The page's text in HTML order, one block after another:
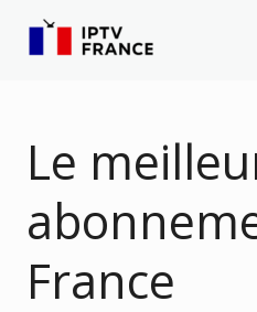
Le
France